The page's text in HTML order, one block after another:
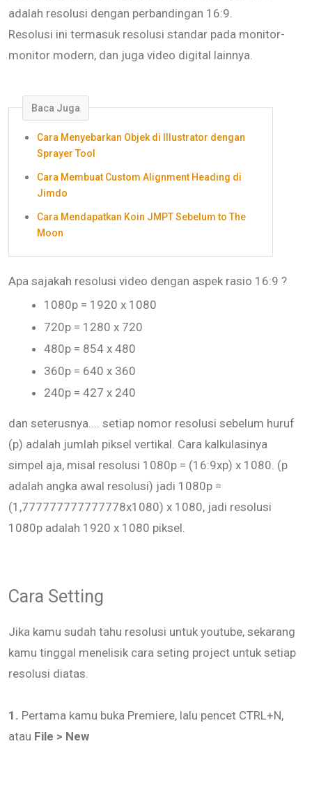
adalah resolusi dengan perbandingan 16:9.
Resolusi ini termasuk resolusi standar pada monitor-
monitor modern, dan juga video digital lainnya.
Baca Juga
Cara Menyebarkan Objek di Illustrator dengan
Sprayer Tool
Cara Membuat Custom Alignment Heading di
Jimdo
Cara Mendapatkan Koin JMPT Sebelum to The
Moon
Apa sajakah resolusi video dengan aspek rasio 16:9 ?
1080p = 1920 x 1080
720p = 1280 x 720
480p = 854 x 480
360p = 640 x 360
240p = 427 x 240
dan seterusnya.... setiap nomor resolusi sebelum huruf
(p) adalah jumlah piksel vertikal. Cara kalkulasinya
simpel aja, misal resolusi 1080p = (16:9xp) x 1080. (p
adalah angka awal resolusi) jadi 1080p =
(1,777777777777778x1080) x 1080, jadi resolusi
1080p adalah 1920 x 1080 piksel.
Cara Setting
Jika kamu sudah tahu resolusi untuk youtube, sekarang
kamu tinggal menelisik cara seting project untuk setiap
resolusi diatas.
1. Pertama kamu buka Premiere, lalu pencet CTRL+N,
atau File > New